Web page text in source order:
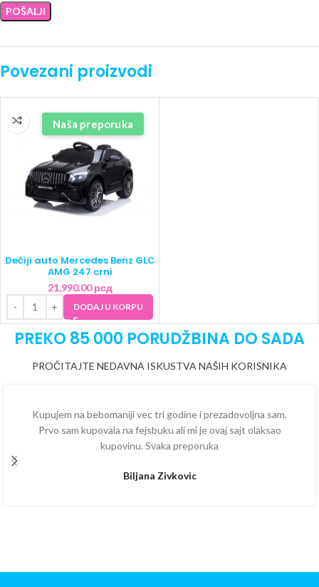
Povezani proizvodi
Naša preporuka
Dečiji auto Mercedes Benz GLC
AMG 247 crni
21,990.00рсд
DODAJ U KORPU
PREKO 85 000 PORUDŽBINA DO SADA
PROČITAJTE NEDAVNA ISKUSTVA NAŠIH KORISNIKA
Kupujem na bebomaniji vec tri godine i prezadovoljna sam.
Prvo sam kupovala na fejsbuku ali mi je ovaj sajt olaksao
kupovinu. Svaka preporuka
Biljana Zivkovic